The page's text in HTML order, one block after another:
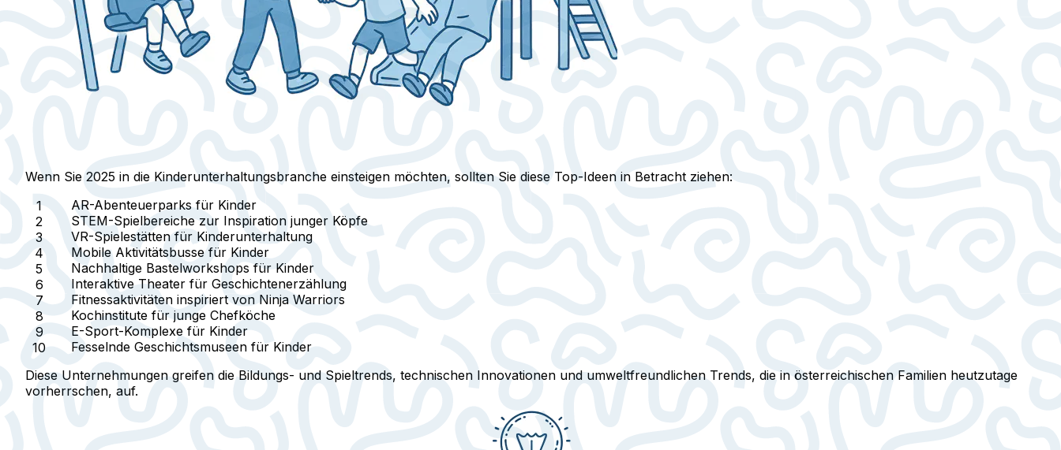
Wenn Sie 2025 in die Kinderunterhaltungsbranche einsteigen möchten, sollten Sie diese Top-Ideen in Betracht ziehen:
AR-Abenteuerparks für Kinder
STEM-Spielbereiche zur Inspiration junger Köpfe
VR-Spielestätten für Kinderunterhaltung
Mobile Aktivitätsbusse für Kinder
Nachhaltige Bastelworkshops für Kinder
Interaktive Theater für Geschichtenerzählung
Fitnessaktivitäten inspiriert von Ninja Warriors
Kochinstitute für junge Chefköche
E-Sport-Komplexe für Kinder
Fesselnde Geschichtsmuseen für Kinder
Diese Unternehmungen greifen die Bildungs- und Spieltrends, technischen Innovationen und umweltfreundlichen Trends, die in österreichischen Familien heutzutage
vorherrschen, auf.